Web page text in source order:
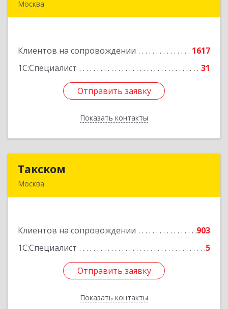
Москва
Клиентов на сопровождении
1617
1С:Специалист
31
Отправить заявку
Показать контакты
Подробнее
Отправить заявку
Назад
Такском
Москва
Клиентов на сопровождении
903
1С:Специалист
5
Отправить заявку
Показать контакты
Подробнее
Отправить заявку
Назад